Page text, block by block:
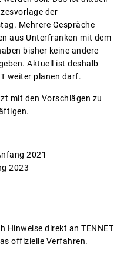
der
Mehrere Gespräche
aus Unterfranken mit dem
bisher keine andere
Aktuell ist deshalb
weiter planen darf.
mit den Vorschlägen zu
2021
2023
Hinweise direkt an TENNET
offizielle Verfahren.